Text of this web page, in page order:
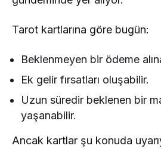
Tarot kartlarına göre bugün:
Beklenmeyen bir ödeme
Ek gelir fırsatları oluşabilir.
Uzun süredir beklenen bir
yaşanabilir.
Ancak kartlar şu konuda